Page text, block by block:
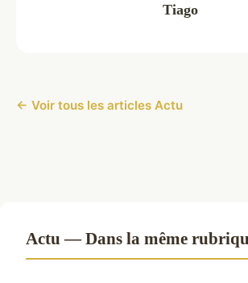
Tiago
← Voir tous les articles Actu
Actu — Dans la même